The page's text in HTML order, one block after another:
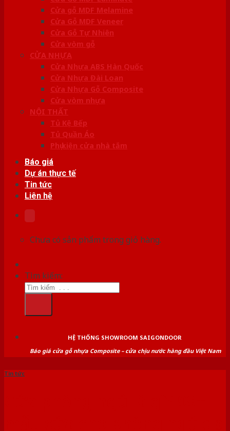
Cửa gỗ MDF Melamine
Cửa Gỗ MDF Veneer
Cửa Gỗ Tự Nhiên
Cửa vòm gỗ
CỬA NHỰA
Cửa Nhựa ABS Hàn Quốc
Cửa Nhựa Đài Loan
Cửa Nhựa Gỗ Composite
Cửa vòm nhựa
NỘI THẤT
Tủ Kệ Bếp
Tủ Quần Áo
Phụ kiện cửa nhà tắm
Báo giá
Dự án thực tế
Tin tức
Liên hệ
Chưa có sản phẩm trong giỏ hàng.
Tìm kiếm:
HỆ THỐNG SHOWROOM SAIGONDOOR
Báo giá cửa gỗ nhựa Composite – cửa chịu nước hàng đầu Việt Nam
Tin tức